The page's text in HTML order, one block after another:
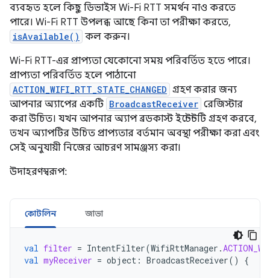
ব্যবহৃত হলে কিছু ডিভাইস Wi-Fi RTT সমর্থন নাও করতে
পারে। Wi-Fi RTT উপলব্ধ আছে কিনা তা পরীক্ষা করতে,
isAvailable() কল করুন।
Wi-Fi RTT-এর প্রাপ্যতা যেকোনো সময় পরিবর্তিত হতে পারে।
প্রাপ্যতা পরিবর্তিত হলে পাঠানো
ACTION_WIFI_RTT_STATE_CHANGED গ্রহণ করার জন্য
আপনার অ্যাপের একটি BroadcastReceiver রেজিস্টার
করা উচিত। যখন আপনার অ্যাপ ব্রডকাস্ট ইন্টেন্টটি গ্রহণ করবে,
তখন অ্যাপটির উচিত প্রাপ্যতার বর্তমান অবস্থা পরীক্ষা করা এবং
সেই অনুযায়ী নিজের আচরণ সামঞ্জস্য করা।
উদাহরণস্বরূপ:
কোটলিন জাভা
val filter = IntentFilter(WifiRttManager .
val myReceiver = object : BroadcastReceiver() {